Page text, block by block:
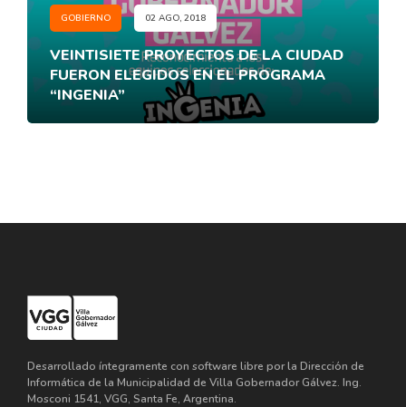
GOBIERNO 02 AGO, 2018
VEINTISIETE PROYECTOS DE LA CIUDAD
FUERON ELEGIDOS EN EL PROGRAMA
“INGENIA”
Desarrollado íntegramente con software libre por la Dirección de
Informática de la Municipalidad de Villa Gobernador Gálvez. Ing.
Mosconi 1541, VGG, Santa Fe, Argentina.